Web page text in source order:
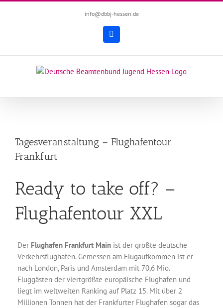
info@dbbj-hessen.de
Facebook
Tagesveranstaltung – Flughafentour
Frankfurt
Ready to take off? –
Flughafentour XXL
Der Flughafen Frankfurt Main ist der größte deutsche
Verkehrsflughafen. Gemessen am Flugaufkommen ist er
nach London, Paris und Amsterdam mit 70,6 Mio.
Fluggästen der viertgrößte europäische Flughafen und
liegt im weltweiten Ranking auf Platz 15. Mit über 2
Millionen Tonnen hat der Frankfurter Flughafen sogar das